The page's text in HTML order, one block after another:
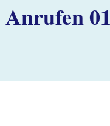
Anrufen